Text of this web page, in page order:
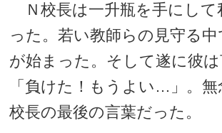
Ｎ校長は一升瓶を手にして
った。若い教師らの見守る中
が始まった。そして遂に彼は
「負けた！もうよい…」。無
校長の最後の言葉だった。